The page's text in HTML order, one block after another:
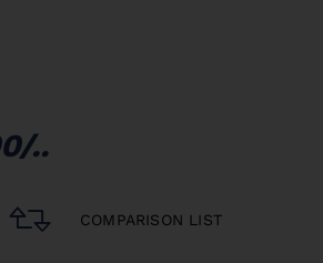
..
COMPARISON LIST